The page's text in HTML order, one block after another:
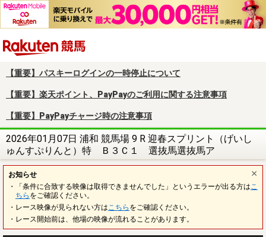
【重要】パスキーログインの一時停止について
【重要】楽天ポイント、PayPayのご利用に関する注意事項
【重要】PayPayチャージ時の注意事項
2026年01月07日 浦和 競馬場 9 R 迎春スプリント（げいし
ゅんすぷりんと）特 Ｂ３Ｃ１ 選抜馬選抜馬ア
お知らせ
・「条件に合致する映像は取得できませんでした」というエラーが出る方は こ
ちら をご確認ください。
・レース映像が見られない方は こちら をご確認ください。
・レース開始前は、他場の映像が流れることがあります。